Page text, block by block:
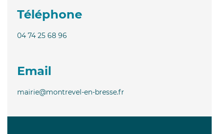
Téléphone
04 74 25 68 96
Email
mairie@montrevel-en-bresse.fr